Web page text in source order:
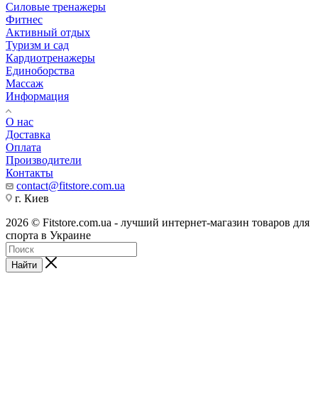
Силовые тренажеры
Фитнес
Активный отдых
Туризм и сад
Кардиотренажеры
Единоборства
Массаж
Информация
О нас
Доставка
Оплата
Производители
Контакты
contact@fitstore.com.ua
г. Киев
2026 © Fitstore.com.ua - лучший интернет-магазин товаров для
спорта в Украине
Найти